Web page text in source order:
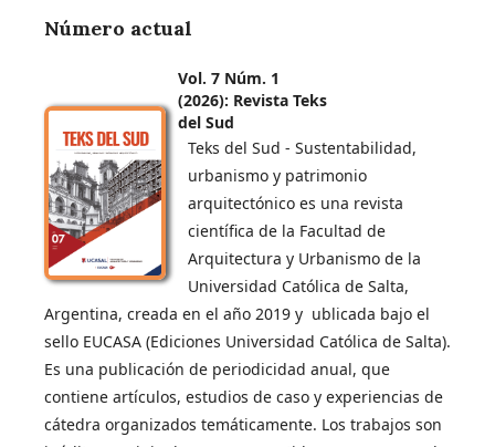
Número actual
Vol. 7 Núm. 1
(2026): Revista Teks
del Sud
Teks del Sud - Sustentabilidad,
urbanismo y patrimonio
arquitectónico es una revista
científica de la Facultad de
Arquitectura y Urbanismo de la
Universidad Católica de Salta,
Argentina, creada en el año 2019 y ublicada bajo el
sello EUCASA (Ediciones Universidad Católica de Salta).
Es una publicación de periodicidad anual, que
contiene artículos, estudios de caso y experiencias de
cátedra organizados temáticamente. Los trabajos son